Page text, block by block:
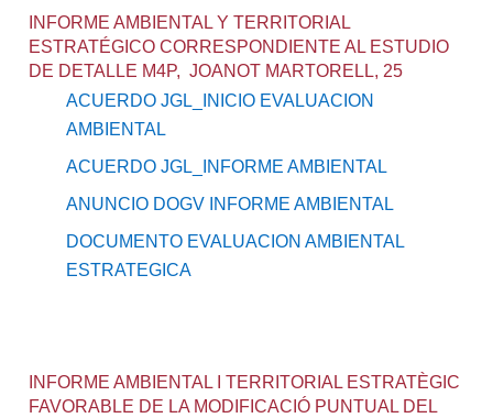
INFORME AMBIENTAL Y TERRITORIAL
ESTRATÉGICO CORRESPONDIENTE AL ESTUDIO
DE DETALLE M4P, JOANOT MARTORELL, 25
ACUERDO JGL_INICIO EVALUACION
AMBIENTAL
ACUERDO JGL_INFORME AMBIENTAL
ANUNCIO DOGV INFORME AMBIENTAL
DOCUMENTO EVALUACION AMBIENTAL
ESTRATEGICA
INFORME AMBIENTAL I TERRITORIAL ESTRATÈGIC
FAVORABLE DE LA MODIFICACIÓ PUNTUAL DEL